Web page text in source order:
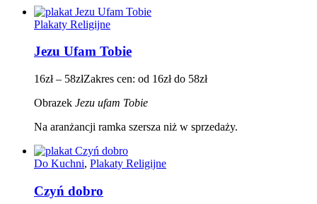
Plakaty Religijne
Jezu Ufam Tobie
16zł – 58złZakres cen: od 16zł do 58zł
Obrazek Jezu ufam Tobie
Na aranżancji ramka szersza niż w sprzedaży.
Do Kuchni, Plakaty Religijne
Czyń dobro